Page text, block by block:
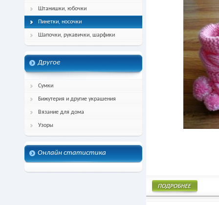
Штанишки, юбочки
Пинетки, носочки
Шапочки, рукавички, шарфики
Другое
Сумки
Бижутерия и другие украшения
Вязание для дома
Узоры
Онлайн статистика